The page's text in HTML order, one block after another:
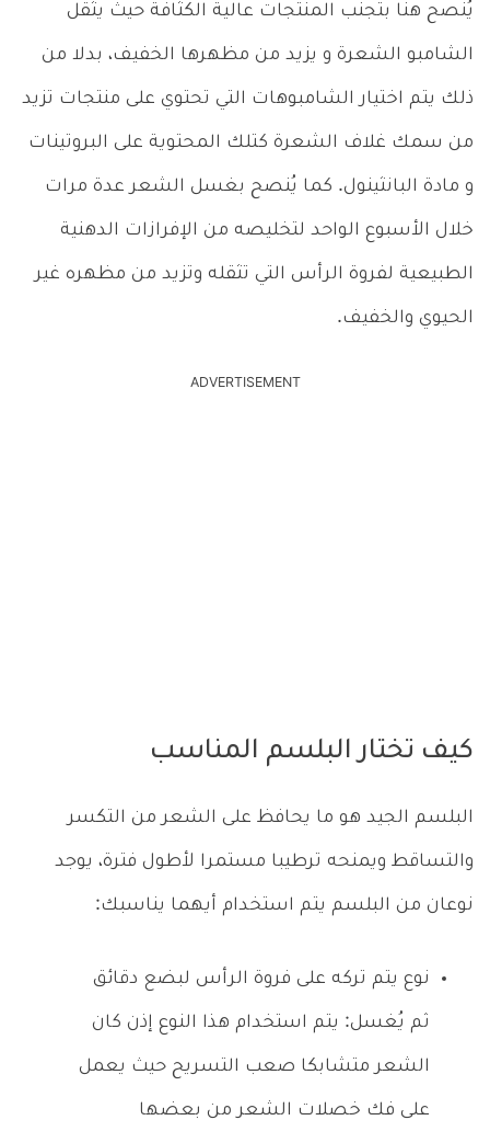
يُنصح هنا بتجنب المنتجات عالية الكثافة حيث يثقل
الشامبو الشعرة و يزيد من مظهرها الخفيف، بدلا من
ذلك يتم اختيار الشامبوهات التي تحتوي على منتجات تزيد
من سمك غلاف الشعرة كتلك المحتوية على البروتينات
و مادة البانثينول. كما يُنصح بغسل الشعر عدة مرات
خلال الأسبوع الواحد لتخليصه من الإفرازات الدهنية
الطبيعية لفروة الرأس التي تثقله وتزيد من مظهره غير
الحيوي والخفيف.
ADVERTISEMENT
كيف تختار البلسم المناسب
البلسم الجيد هو ما يحافظ على الشعر من التكسر
والتساقط ويمنحه ترطيبا مستمرا لأطول فترة، يوجد
نوعان من البلسم يتم استخدام أيهما يناسبك:
نوع يتم تركه على فروة الرأس لبضع دقائق
ثم يُغسل: يتم استخدام هذا النوع إذن كان
الشعر متشابكا صعب التسريح حيث يعمل
على فك خصلات الشعر من بعضها